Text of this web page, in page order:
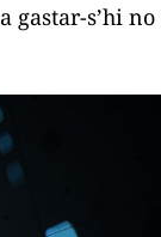
gastar-s’hi no